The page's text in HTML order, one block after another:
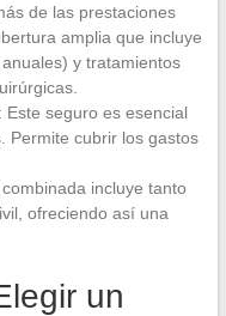
de las prestaciones
amplia que incluye
y tratamientos
: Este seguro es esencial
Permite cubrir los gastos
incluye tanto
ofreciendo así una
un